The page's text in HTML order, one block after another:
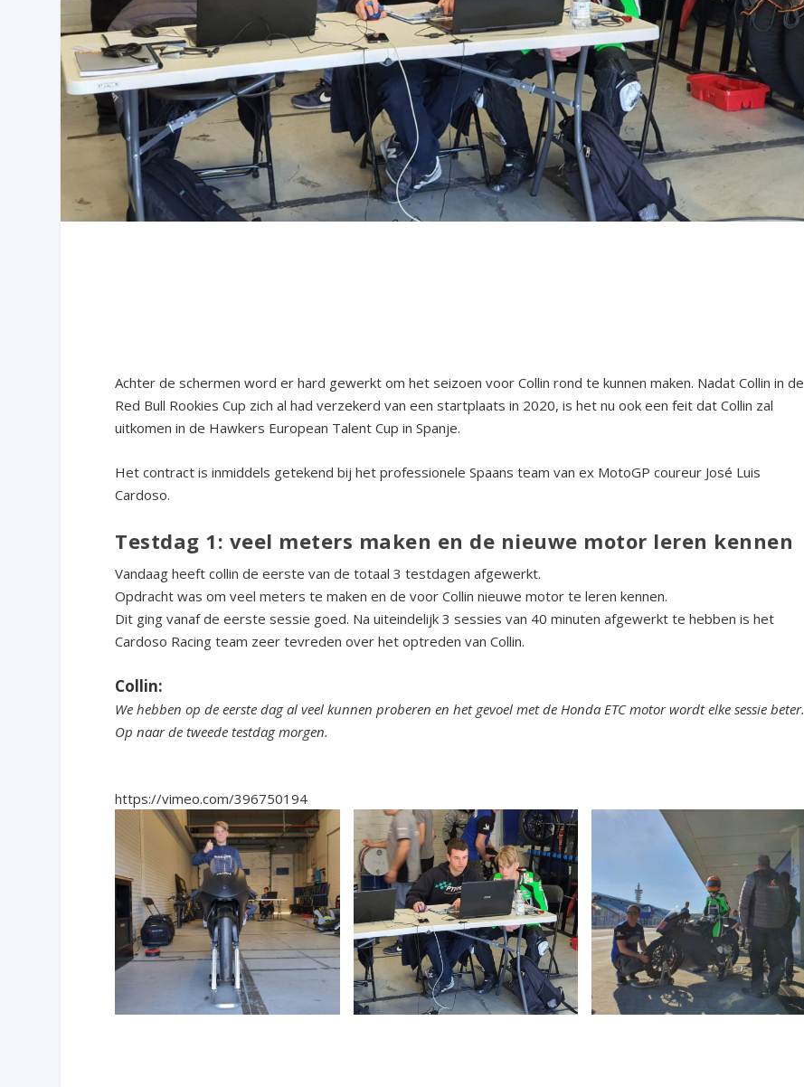
Achter de schermen word er hard gewerkt om het seizoen voor Collin rond te kunnen maken. Nadat Collin in de
Red Bull Rookies Cup zich al had verzekerd van een startplaats in 2020, is het nu ook een feit dat Collin zal
uitkomen in de Hawkers European Talent Cup in Spanje.
Het contract is inmiddels getekend bij het professionele Spaans team van ex MotoGP coureur José Luis
Cardoso.
Testdag 1: veel meters maken en de nieuwe motor leren kennen
Vandaag heeft collin de eerste van de totaal 3 testdagen afgewerkt.
Opdracht was om veel meters te maken en de voor Collin nieuwe motor te leren kennen.
Dit ging vanaf de eerste sessie goed. Na uiteindelijk 3 sessies van 40 minuten afgewerkt te hebben is het
Cardoso Racing team zeer tevreden over het optreden van Collin.
Collin:
We hebben op de eerste dag al veel kunnen proberen en het gevoel met de Honda ETC motor wordt elke sessie beter.
Op naar de tweede testdag morgen.
https://vimeo.com/396750194